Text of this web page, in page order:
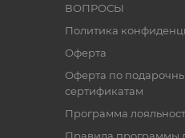
ВОПРОСЫ
Политика
Оферта
Оферта по
сертификатам
Программа